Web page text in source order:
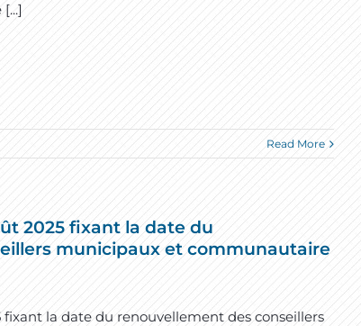
Read More
2025 fixant la date du
municipaux et communautaire
la date du renouvellement des conseillers